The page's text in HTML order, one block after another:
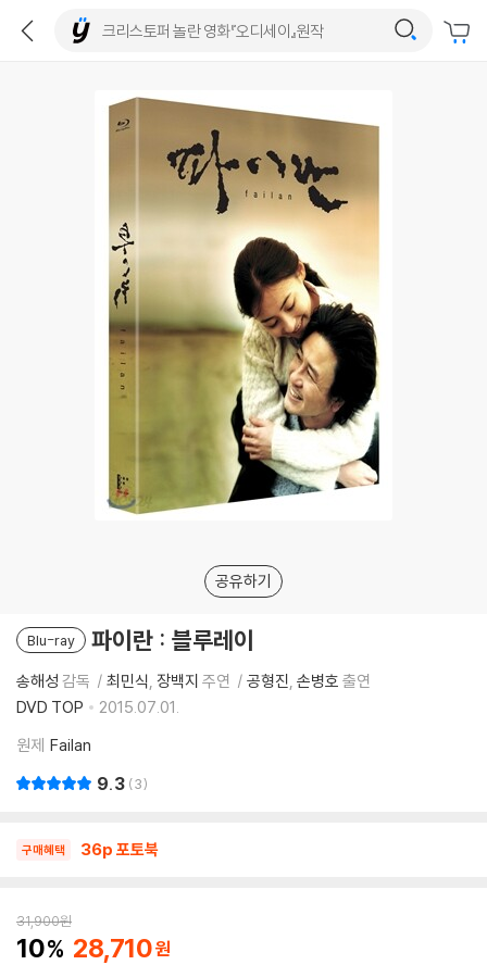
공유하기
Blu-ray 파이란 : 블루레이
송해성 감독 최민식 장백지 주연 공형진 손병호 출연
DVD TOP
2015.07.01.
원제 Failan
9.3 3
구매혜택 36p 포토북
31,900원
10 28,710